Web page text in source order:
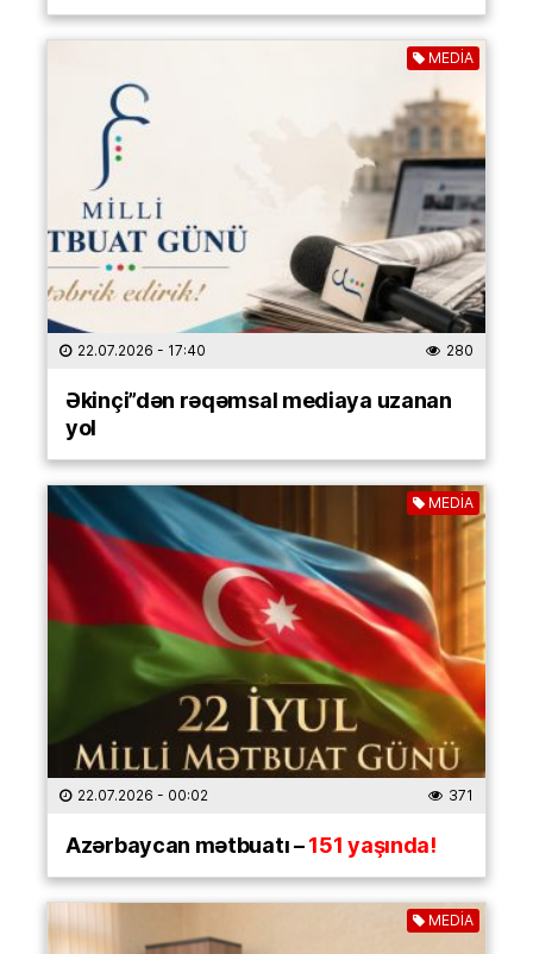
MEDİA
22.07.2026 - 17:40 280
Əkinçi”dən rəqəmsal mediaya uzanan
yol
MEDİA
22.07.2026 - 00:02 371
Azərbaycan mətbuatı –151 yaşında!
MEDİA